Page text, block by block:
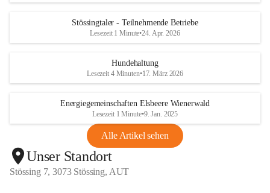
Stössingtaler - Teilnehmende Betriebe
Lesezeit 1 Minute•24. Apr. 2026
Hundehaltung
Lesezeit 4 Minuten•17. März 2026
Energiegemeinschaften Elsbeere Wienerwald
Lesezeit 1 Minute•9. Jan. 2025
Alle Artikel sehen
Unser Standort
Stössing 7, 3073 Stössing, AUT